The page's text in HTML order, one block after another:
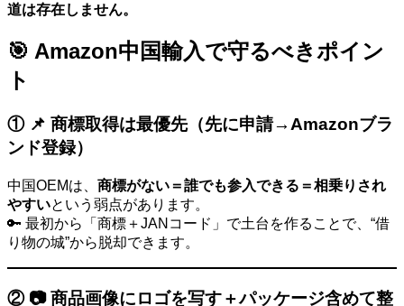
道は存在しません。
🎯 Amazon中国輸入で守るべきポイン
ト
① 📌 商標取得は最優先（先に申請→Amazonブラ
ンド登録）
中国OEMは、 商標がない＝誰でも参入できる＝相乗りされ
やすいという弱点があります。
🔑 最初から「商標＋JANコード」で土台を作ることで、“借
り物の城”から脱却できます。
② 📷 商品画像にロゴを写す＋パッケージ含めて整